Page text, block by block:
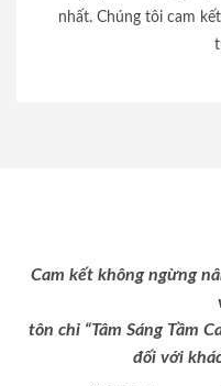
nhất. Chúng tôi cam
Cam kết không ngừng
tôn chỉ “Tâm Sáng Tầm
đối với